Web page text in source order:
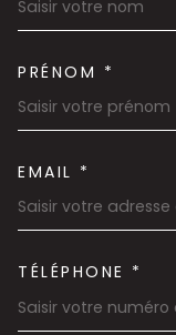
PRÉNOM *
EMAIL *
TÉLÉPHONE *